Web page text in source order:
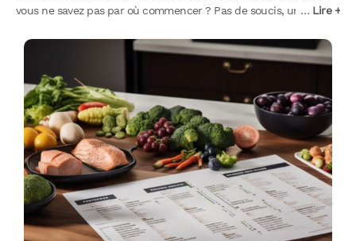
vous ne savez pas par où commencer ? Pas de soucis, une de
alimentaire complet pour vous aider à prendre de la masse
musculaire ! Ce programme complet avec conseils et exemples
de menus sur 7 jours (avec options végétarienne et cétogène),
est accompagné des questions fréquentes avec réponses claires
pour vous aider à atteindre votre objectif.
… Lire +